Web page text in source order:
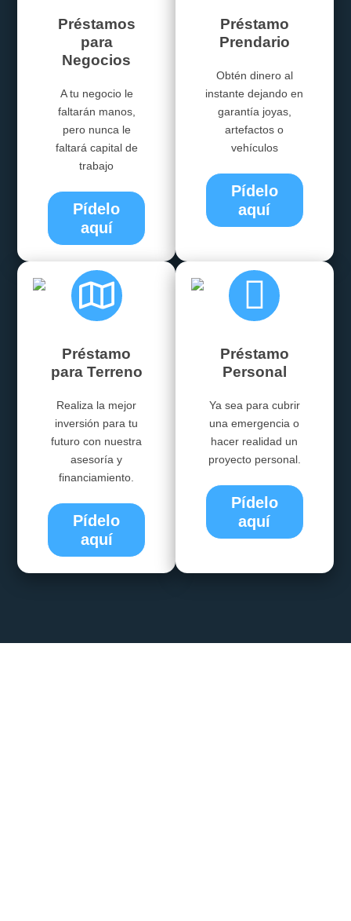
Préstamos
para
Negocios
A tu negocio le
faltarán manos,
pero nunca le
faltará capital de
trabajo
Pídelo
aquí
Préstamo
Prendario
Obtén dinero al
instante dejando en
garantía joyas,
artefactos o
vehículos
Pídelo
aquí
Préstamo
para Terreno
Realiza la mejor
inversión para tu
futuro con nuestra
asesoría y
financiamiento.
Pídelo
aquí
Préstamo
Personal
Ya sea para cubrir
una emergencia o
hacer realidad un
proyecto personal.
Pídelo
aquí